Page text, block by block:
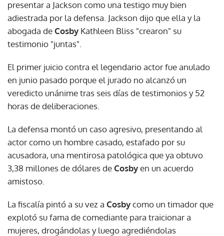
presentar a Jackson como una testigo muy bien
adiestrada por la defensa. Jackson dijo que ella y la
abogada deCosby Kathleen Bliss "crearon" su
testimonio "juntas".
El primer juicio contra el legendario actor fue anulado
en junio pasado porque el jurado no alcanzó un
veredicto unánime tras seis días de testimonios y 52
horas de deliberaciones.
La defensa montó un caso agresivo, presentando al
actor como un hombre casado, estafado por su
acusadora, una mentirosa patológica que ya obtuvo
3,38 millones de dólares deCosbyen un acuerdo
amistoso.
La fiscalía pintó a su vez a Cosbycomo un timador que
explotó su fama de comediante para traicionar a
mujeres, drogándolas y luego agrediéndolas